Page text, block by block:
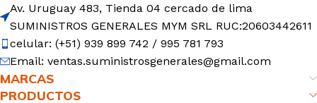
Av. Uruguay 483, Tienda 04 cercado de lima
SUMINISTROS GENERALES MYM SRL RUC:20603442611
celular: (+51) 939 899 742 / 995 781 793
Email: ventas.suministrosgenerales@gmail.com
MARCAS
PRODUCTOS